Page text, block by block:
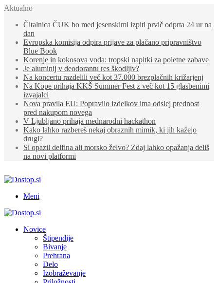
Aktualno
Čitalnica ČUK bo med jesenskimi izpiti prvič odprta 24 ur na
dan
Evropska komisija odpira prijave za plačano pripravništvo
Blue Book
Korenje in kokosova voda: tropski napitki za poletne zabave
Je aluminij v deodorantu res škodljiv?
Na koncertu razdelili več kot 37.000 brezplačnih križarjenj
Na Kope prihaja KKŠ Summer Fest z več kot 15 glasbenimi
izvajalci
Nova pravila EU: Popravilo izdelkov ima odslej prednost
pred nakupom novega
V Ljubljano prihaja mednarodni hackathon
Kako lahko razbereš nekaj obraznih mimik, ki jih kažejo
drugi?
Si opazil delfina ali morsko želvo? Zdaj lahko opažanja deliš
na novi platformi
Meni
Novice
Štipendije
Bivanje
Prehrana
Delo
Izobraževanje